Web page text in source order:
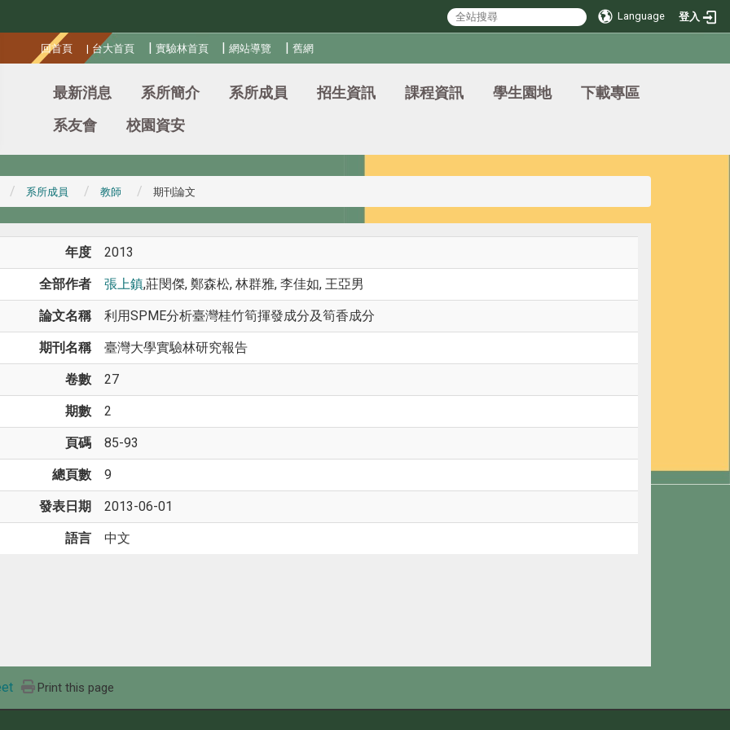
Language 登入
回首頁 | 台大首頁 | 實驗林首頁 |網站導覽 |舊網
最新消息 系所簡介 系所成員 招生資訊 課程資訊 學生園地
下載專區
系友會
校園資安
系所成員 教師 期刊論文
年度 2013
全部作者 張上鎮,莊閔傑, 鄭森松, 林群雅, 李佳如, 王亞男
論文名稱 利用SPME分析臺灣桂竹筍揮發成分及筍香成分
期刊名稱 臺灣大學實驗林研究報告
卷數 27
期數 2
頁碼 85-93
總頁數 9
發表日期 2013-06-01
語言 中文
Print this page